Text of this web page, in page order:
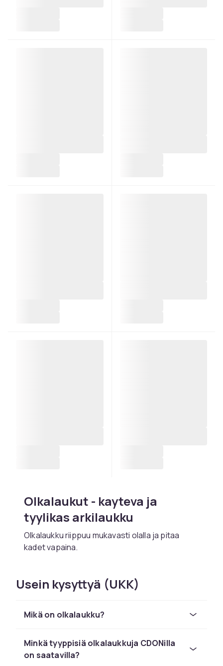
Olkalaukut - kayteva ja
tyylikas arkilaukku
Olkalaukku riippuu mukavasti olalla ja pitaa
kadet vapaina.
ruuhkaisissa ymparistoissa.
keskikokoisiin laukkuihin.
jamatkailutarvikkeitakilpailukykyi seen hintaan
turvallisella ostamisella ja nopealla
Usein kysyttyä (UKK)
Mikä on olkalaukku?
Minkä tyyppisiä olkalaukkuja CDONilla
on saatavilla?